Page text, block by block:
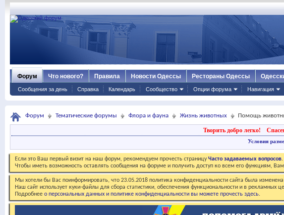
Форум
Сообщения за день Справка Календарь Сообщество Опции форума Навигация
Что нового? Правила Новости Одессы Рестораны Одессы
Форум Тематические форумы Флора и фауна Жизнь животных Помощь
Творить добро легко!
Условия
Если это Ваш первый визит на наш форум, рекомендуем прочесть страницуЧасто задаваемых вопросов.
Чтобы иметь возможность оставлять сообщения на форуме и получить доступ ко всем его функциям,
Мы хотели бы Вас поинформировать, что 23.05.2018 политика конфиденциальности сайта была изменена
Наш сайт использует куки-файлы для сбора статистики, обеспечения функциональности и в
Подробнее о персональных данных и политике конфиденциальности вы можете прочесть здесь.